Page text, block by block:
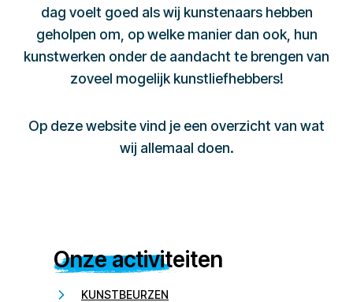
dag voelt goed als wij kunstenaars hebben
geholpen om, op welke manier dan ook, hun
kunstwerken onder de aandacht te brengen van
zoveel mogelijk kunstliefhebbers!
Op deze website vind je een overzicht van wat
wij allemaal doen.
Onze activiteiten
KUNSTBEURZEN